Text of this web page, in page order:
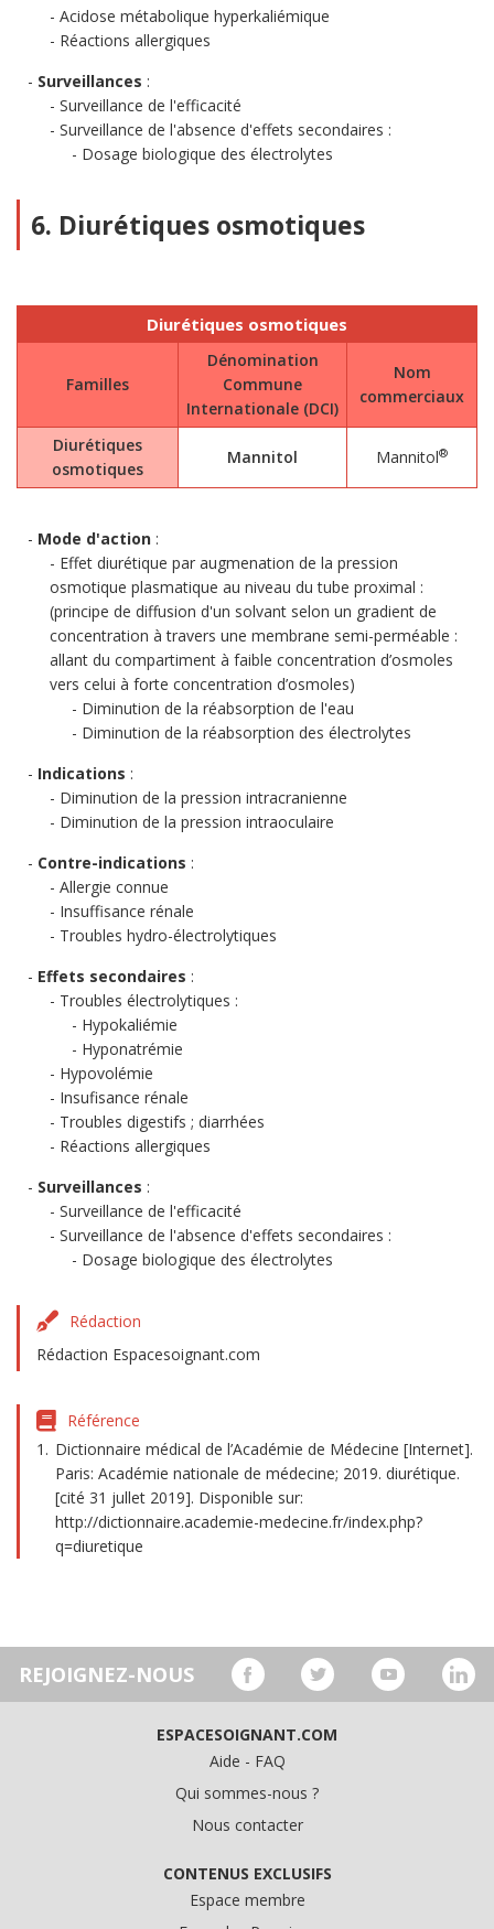
Acidose métabolique hyperkaliémique
Réactions allergiques
Surveillances :
Surveillance de l'efficacité
Surveillance de l'absence d'effets secondaires :
Dosage biologique des électrolytes
6. Diurétiques osmotiques
Diurétiques osmotiques
Familles
Dénomination
Commune
Internationale (DCI)
Nom
commerciaux
Diurétiques
osmotiques
Mannitol Mannitol®
Mode d'action :
Effet diurétique par augmenation de la pression
osmotique plasmatique au niveau du tube proximal :
(principe de diffusion d'un solvant selon un gradient de
concentration à travers une membrane semi-perméable :
allant du compartiment à faible concentration d’osmoles
vers celui à forte concentration d’osmoles)
Diminution de la réabsorption de l'eau
Diminution de la réabsorption des électrolytes
Indications :
Diminution de la pression intracranienne
Diminution de la pression intraoculaire
Contre-indications :
Allergie connue
Insuffisance rénale
Troubles hydro-électrolytiques
Effets secondaires :
Troubles électrolytiques :
Hypokaliémie
Hyponatrémie
Hypovolémie
Insufisance rénale
Troubles digestifs ; diarrhées
Réactions allergiques
Surveillances :
Surveillance de l'efficacité
Surveillance de l'absence d'effets secondaires :
Dosage biologique des électrolytes
Rédaction
Rédaction Espacesoignant.com
Référence
Dictionnaire médical de l’Académie de Médecine [Internet].
Paris: Académie nationale de médecine; 2019. diurétique.
[cité 31 jullet 2019]. Disponible sur:
http://dictionnaire.academie-medecine.fr/index.php?
q=diuretique
REJOIGNEZ-NOUS
ESPACESOIGNANT.COM
Aide - FAQ
Qui sommes-nous ?
Nous contacter
CONTENUS EXCLUSIFS
Espace membre